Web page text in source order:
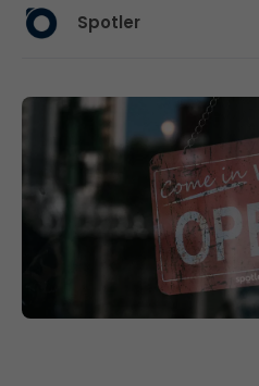
Spotler